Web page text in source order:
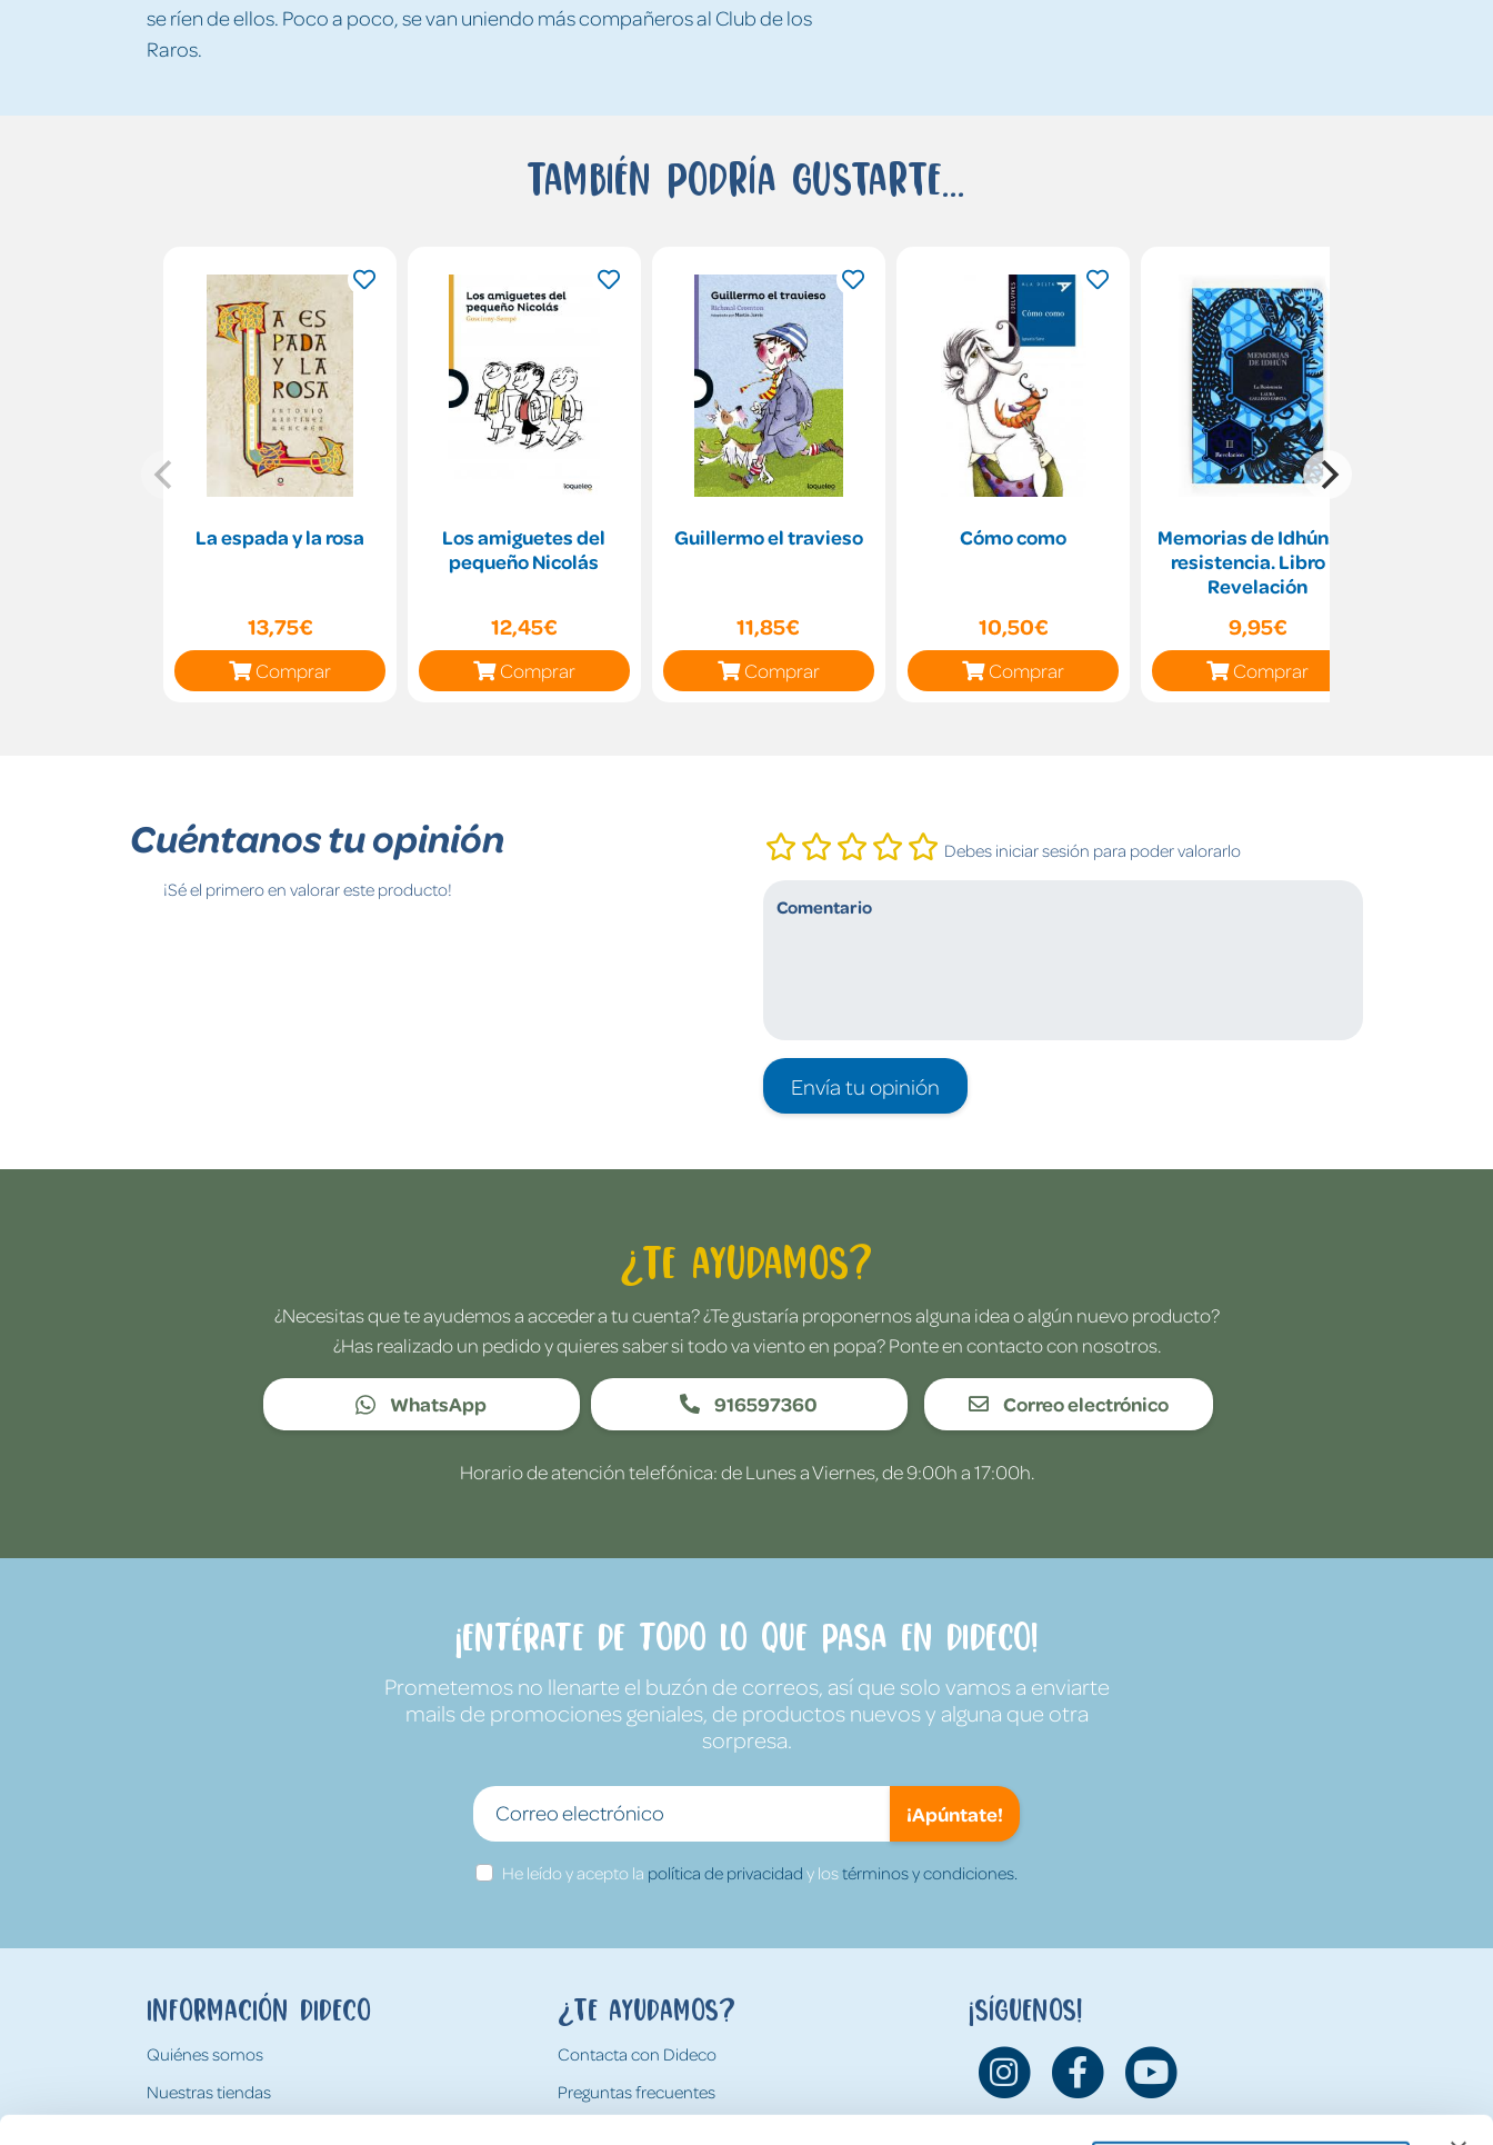
se ríen de ellos. Poco a poco, se van uniendo más compañeros al Club de los
Raros.
También podría gustarte...
La espada y la rosa
13,75€
Comprar
Los amiguetes del
pequeño Nicolás
12,45€
Comprar
Guillermo el travieso
11,85€
Comprar
Cómo como
10,50€
Comprar
Memorias de Idhún. La
resistencia. Libro II:
Revelación
9,95€
Comprar
Cuéntanos tu opinión
¡Sé el primero en valorar este producto!
Debes iniciar sesión para poder valorarlo
Envía tu opinión
¿Te ayudamos?
¿Necesitas que te ayudemos a acceder a tu cuenta? ¿Te gustaría proponernos alguna idea o algún nuevo producto?
¿Has realizado un pedido y quieres saber si todo va viento en popa? Ponte en contacto con nosotros.
WhatsApp 916597360 Correo electrónico
Horario de atención telefónica: de Lunes a Viernes, de 9:00h a 17:00h.
¡Entérate de todo lo que pasa en Dideco!
Prometemos no llenarte el buzón de correos, así que solo vamos a enviarte
mails de promociones geniales, de productos nuevos y alguna que otra
sorpresa.
¡Apúntate!
He leído y acepto la política de privacidad y lostérminos y condiciones.
Información Dideco
Quiénes somos
Nuestras tiendas
¿Te ayudamos?
Contacta con Dideco
Preguntas frecuentes
¡Síguenos!